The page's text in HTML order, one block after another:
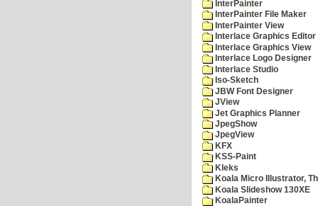
InterPainter
InterPainter File Maker
InterPainter View
Interlace Graphics Editor
Interlace Graphics View
Interlace Logo Designer
Interlace Studio
Iso-Sketch
JBW Font Designer
JView
Jet Graphics Planner
JpegShow
JpegView
KFX
KSS-Paint
Kleks
Koala Micro Illustrator,
Koala Slideshow 130XE
KoalaPainter